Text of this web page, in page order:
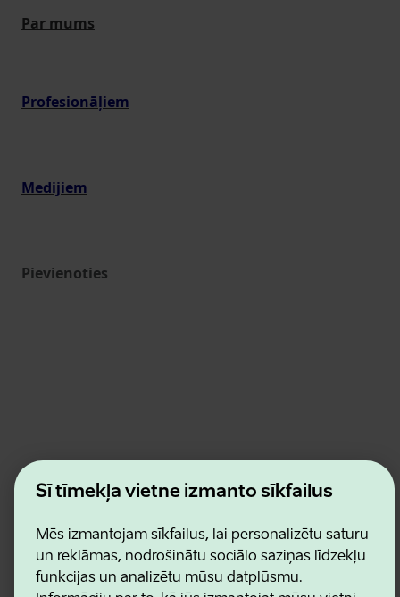
Šī tīmekļa vietne izmanto sīkfailus
Mēs izmantojam sīkfailus, lai personalizētu saturu
un reklāmas, nodrošinātu sociālo saziņas līdzekļu
funkcijas un analizētu mūsu datplūsmu.
Par mums
Profesionāļiem
Medijiem
Pievienoties
Estonian Business and Innovation Agency
Kontakti
Lietošanas noteikumi
Sīkdatņu un konfidencialitātes politika